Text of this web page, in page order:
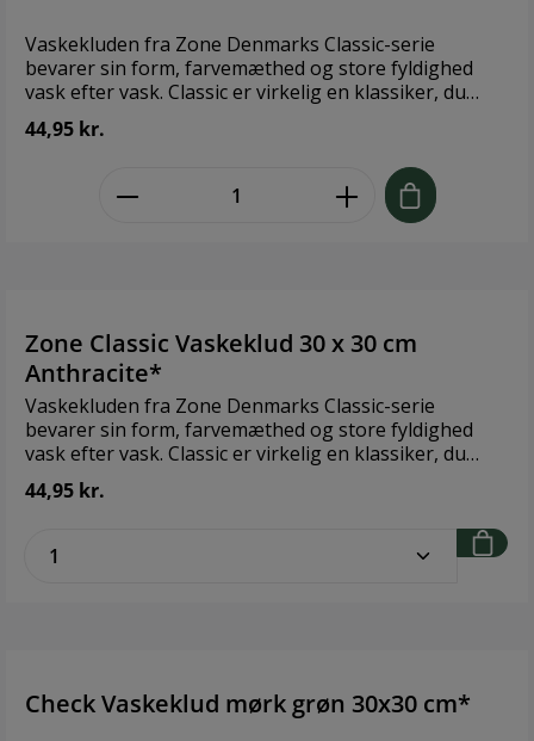
Vaskekluden fra Zone Denmarks Classic-serie
bevarer sin form, farvemæthed og store fyldighed
vask efter vask. Classic er virkelig en klassiker, du
bliver glad for. 100 % Øko-Tex certificeret bomuld, der
kan vaskes ved 60 °C. Design: ZONE Denmark
Størrelse: 30 x 30 cm Materiale: 100 % Øko-Tex
44,95 kr.
Zone Classic Vaskeklud 30 x 30 cm
Anthracite*
Vaskekluden fra Zone Denmarks Classic-serie
bevarer sin form, farvemæthed og store fyldighed
vask efter vask. Classic er virkelig en klassiker, du
bliver glad for. 100 % Øko-Tex certificeret bomuld, der
kan vaskes ved 60 °C. Design: ZONE Denmark
certificeret bomuld
44,95 kr.
Check Vaskeklud mørk grøn 30x30 cm*